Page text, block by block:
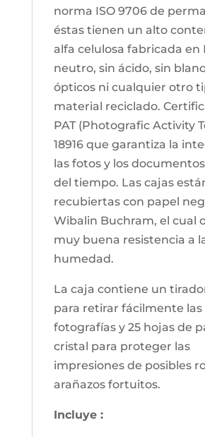
norma ISO 9706 de
éstas tienen un alto
alfa celulosa fabricada en
neutro, sin ácido, sin
ópticos ni cualquier otro
material reciclado.
PAT (Photografic Activity
18916 que garantiza la
las fotos y los
del tiempo. Las cajas
recubiertas con papel
Wibalin Buchram, el cual
muy buena resistencia a
humedad.
La caja contiene un
para retirar fácilmente las
fotografías y 25 hojas de
cristal para proteger las
impresiones de posibles
arañazos fortuitos.
Incluye :